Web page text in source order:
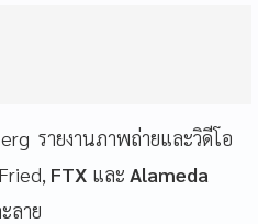
รายงานภาพถ่ายและวิดีโอ
FTX และ Alameda
ลาย